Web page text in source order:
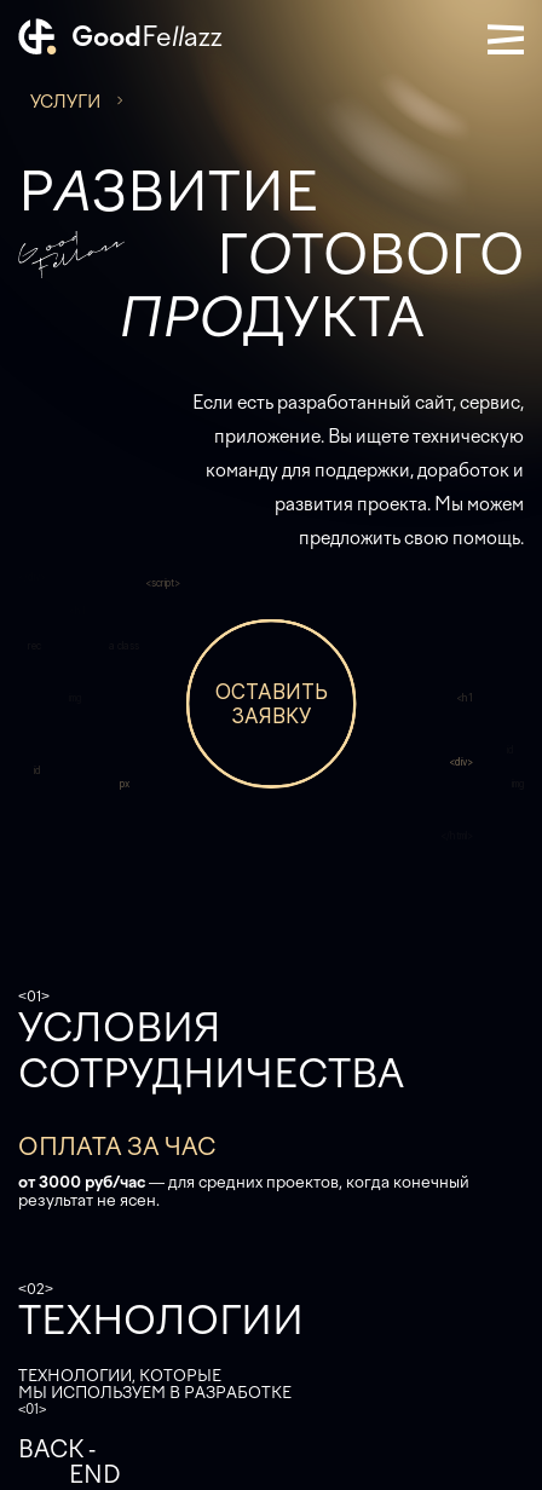
GoodFellazz
УСЛУГИ
РAЗВИТИЕ
ГOТОВОГО
ПРОДУКТА
Если есть разработанный сайт, сервис,
приложение. Вы ищете техническую
команду для поддержки, доработок и
развития проекта. Мы можем
предложить свою помощь.
ОСТАВИТЬ
ЗАЯВКУ
<script>
id
px
<h1
<div>
<01>
УСЛОВИЯ
СОТРУДНИЧЕСТВА
ОПЛАТА ЗА ЧАС
от 3000 руб/час— для средних проектов, когда конечный
результат не ясен.
<02>
ТЕХНОЛОГИИ
ТЕХНОЛОГИИ, КОТОРЫЕ
МЫ ИСПОЛЬЗУЕМ В РАЗРАБОТКЕ
<01>
BACK -
END